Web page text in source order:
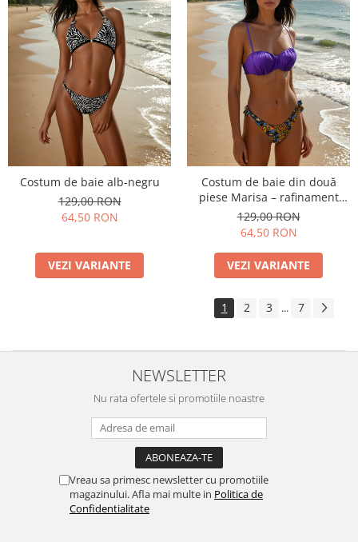
Costum de baie alb-negru
129,00 RON
64,50 RON
VEZI VARIANTE
Costum de baie din două
piese Marisa – rafinament
modern și confort de vară
129,00 RON
64,50 RON
VEZI VARIANTE
1 2 3 ... 7
NEWSLETTER
Nu rata ofertele si promotiile noastre
Vreau sa primesc newsletter cu promotiile
magazinului. Afla mai multe in Politica de
Confidentialitate